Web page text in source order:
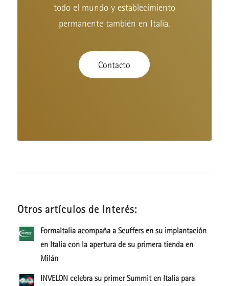
todo el mundo y establecimiento
permanente también en Italia.
Contacto
Otros artículos de Interés:
FormaItalia acompaña a Scuffers en su implantación
en Italia con la apertura de su primera tienda en
Milán
INVELON celebra su primer Summit en Italia para